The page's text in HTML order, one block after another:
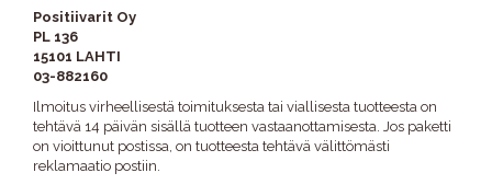
Positiivarit Oy
PL 136
15101 LAHTI
03-882160
Ilmoitus virheellisestä toimituksesta tai viallisesta tuotteesta on
tehtävä 14 päivän sisällä tuotteen vastaanottamisesta. Jos paketti
on vioittunut postissa, on tuotteesta tehtävä välittömästi
reklamaatio postiin.